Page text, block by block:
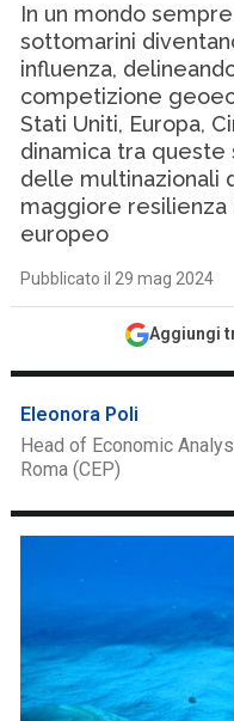
In un mondo
sottomarini
influenza,
competizione
Stati Uniti, Europa,
dinamica tra
delle multinazionali
maggiore
europeo
Pubblicato il 29 mag 2024
Aggiungi
Eleonora Poli
Head of Economic
Roma (CEP)